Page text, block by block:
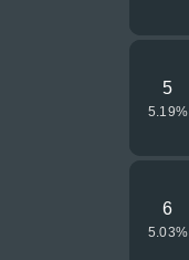
5
5.19%
6
5.03%